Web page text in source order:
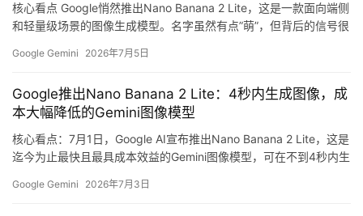
应
行
业
/
好
文
核心看点 Google悄然推出Nano Banana 2 Lite，这是一款面向端侧
和轻量级场景的图像生成模型。名字虽然有点”萌”，但背后的信号很
量文生图。 详细解析 “Lite”不是简配，是精准定位 Nano Banana 2
Google Gemini 2026年7月5日
Google推出Nano Banana 2 Lite：4秒内生成图像，成
本大幅降低的Gemini图像模型
核心看点：7月1日，Google AI宣布推出Nano Banana 2 Lite，这是
迄今为止最快且最具成本效益的Gemini图像模型，可在不到4秒内生
要更新，旨在简化创意工作流程： Nano Banana 2 Lite：最快的
Google Gemini 2026年7月3日